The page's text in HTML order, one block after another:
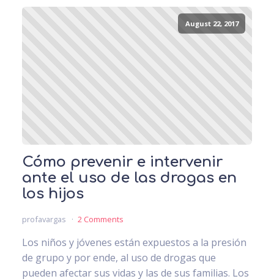
August 22, 2017
Cómo prevenir e intervenir
ante el uso de las drogas en
los hijos
profavargas 2 Comments
Los niños y jóvenes están expuestos a la presión
de grupo y por ende, al uso de drogas que
pueden afectar sus vidas y las de sus familias. Los